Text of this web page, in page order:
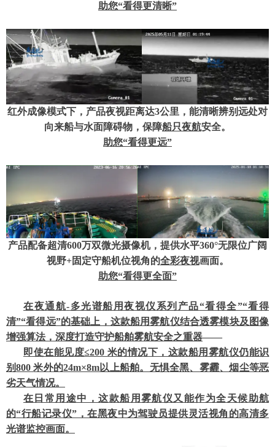
助您“看得更清晰”
红外成像模式下，产品夜视距离达3公里，能清晰辨别远处对
向来船与水面障碍物，保障船只夜航安全。
助您“看得更远”
产品配备超清600万双微光摄像机，提供水平360°无限位广阔
视野+固定守船机位视角的全彩夜视画面。
助您“看得更全面”
在夜通航-多光谱船用夜视仪系列产品“看得全”“看得
清”“看得远”的基础上，这款船用雾航仪结合透雾模块及图像
增强算法，深度打造守护船舶雾航安全之重器——
即使在能见度≤200 米的情况下，这款船用雾航仪仍能识
别800 米外的24m×8m以上船舶。无惧全黑、雾霾、烟尘等恶
劣天气情况。
在日常用途中，这款船用雾航仪又能作为全天候助航
的“行船记录仪”，在黑夜中为驾驶员提供灵活视角的高清多
光谱监控画面。